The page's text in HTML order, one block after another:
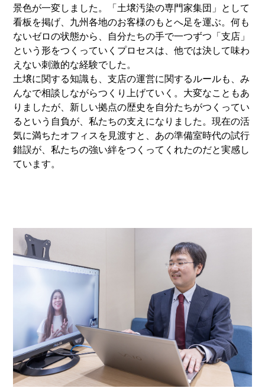
景色が一変しました。「土壌汚染の専門家集団」として
看板を掲げ、九州各地のお客様のもとへ足を運ぶ。何も
ないゼロの状態から、自分たちの手で一つずつ「支店」
という形をつくっていくプロセスは、他では決して味わ
えない刺激的な経験でした。
土壌に関する知識も、支店の運営に関するルールも、み
んなで相談しながらつくり上げていく。大変なこともあ
りましたが、新しい拠点の歴史を自分たちがつくってい
るという自負が、私たちの支えになりました。現在の活
気に満ちたオフィスを見渡すと、あの準備室時代の試行
錯誤が、私たちの強い絆をつくってくれたのだと実感し
ています。